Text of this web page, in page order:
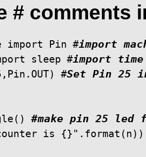
# comments
import Pin #import
sleep #import
#Set Pin 25
#make pin 25 led
is